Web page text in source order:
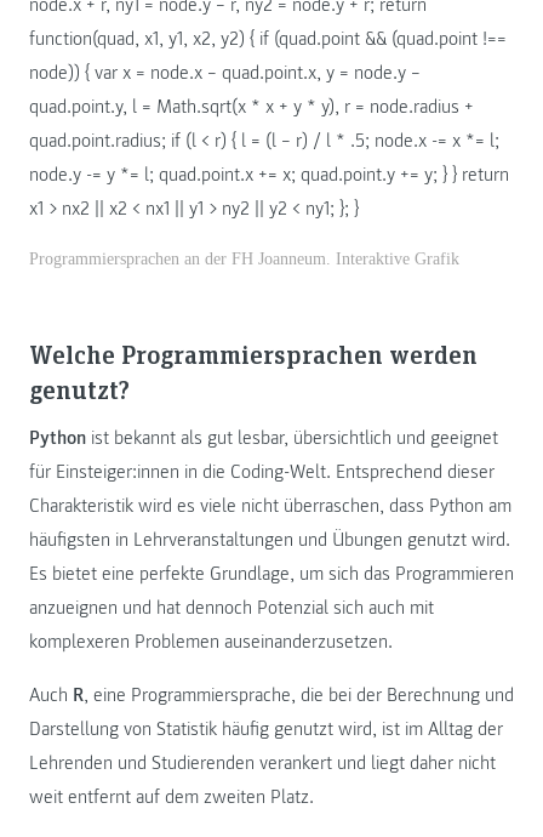
function(quad, x1, y1, x2, y2) { if (quad.point && (quad.point !==
node)) { var x = node.x – quad.point.x, y = node.y –
quad.point.y, l = Math.sqrt(x * x + y * y), r = node.radius +
quad.point.radius; if (l < r) { l = (l – r) / l * .5; node.x -= x *= l;
node.y -= y *= l; quad.point.x += x; quad.point.y += y; } } return
x1 > nx2 || x2 < nx1 || y1 > ny2 || y2 < ny1; }; }
Programmiersprachen an der FH Joanneum. Interaktive Grafik
Welche Programmiersprachen werden
genutzt?
Python ist bekannt als gut lesbar, übersichtlich und geeignet
für Einsteiger:innen in die Coding-Welt. Entsprechend dieser
Charakteristik wird es viele nicht überraschen, dass Python am
häufigsten in Lehrveranstaltungen und Übungen genutzt wird.
Es bietet eine perfekte Grundlage, um sich das Programmieren
anzueignen und hat dennoch Potenzial sich auch mit
komplexeren Problemen auseinanderzusetzen.
Auch R, eine Programmiersprache, die bei der Berechnung und
Darstellung von Statistik häufig genutzt wird, ist im Alltag der
Lehrenden und Studierenden verankert und liegt daher nicht
weit entfernt auf dem zweiten Platz.